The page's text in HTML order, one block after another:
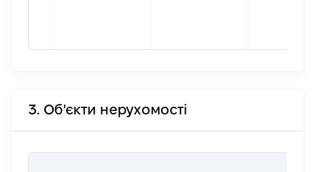
3. Об'єкти нерухомості